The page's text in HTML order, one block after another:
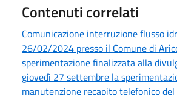
Contenuti correlati
Comunicazione interruzione flusso
26/02/2024 presso il Comune di
sperimentazione finalizzata alla
giovedì 27 settembre la
manutenzione recapito telefonico del